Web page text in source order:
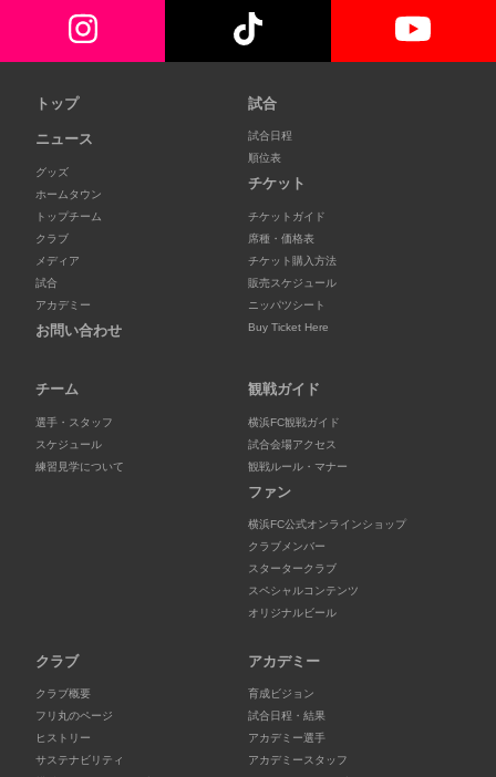
トップ
ニュース
グッズ
ホームタウン
トップチーム
クラブ
メディア
試合
アカデミー
お問い合わせ
試合
試合日程
順位表
チケット
チケットガイド
席種・価格表
チケット購入方法
販売スケジュール
ニッパツシート
Buy Ticket Here
チーム
選手・スタッフ
スケジュール
練習見学について
観戦ガイド
横浜FC観戦ガイド
試合会場アクセス
観戦ルール・マナー
ファン
横浜FC公式オンラインショップ
クラブメンバー
スタータークラブ
スペシャルコンテンツ
オリジナルビール
クラブ
クラブ概要
フリ丸のページ
ヒストリー
サステナビリティ
アカデミー
育成ビジョン
試合日程・結果
アカデミー選手
アカデミースタッフ